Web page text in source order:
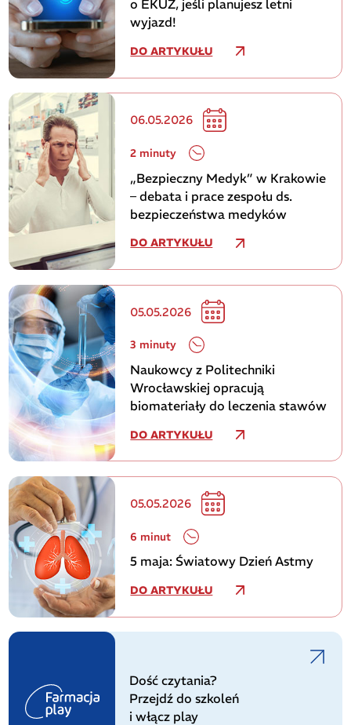
o EKUZ, jeśli planujesz letni
wyjazd!
DO ARTYKUŁU
06.05.2026
2 minuty
„Bezpieczny Medyk” w Krakowie
– debata i prace zespołu ds.
bezpieczeństwa medyków
DO ARTYKUŁU
05.05.2026
3 minuty
Naukowcy z Politechniki
Wrocławskiej opracują
biomateriały do leczenia stawów
DO ARTYKUŁU
05.05.2026
6 minut
5 maja: Światowy Dzień Astmy
DO ARTYKUŁU
Dość czytania?
Przejdź do szkoleń
i włącz play